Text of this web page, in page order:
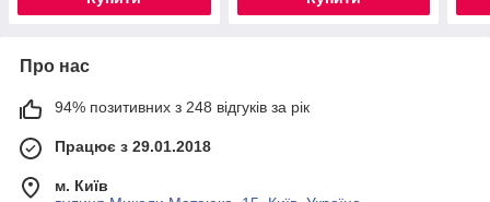
Про нас
94% позитивних з 248 відгуків за рік
Працює з 29.01.2018
м. Київ